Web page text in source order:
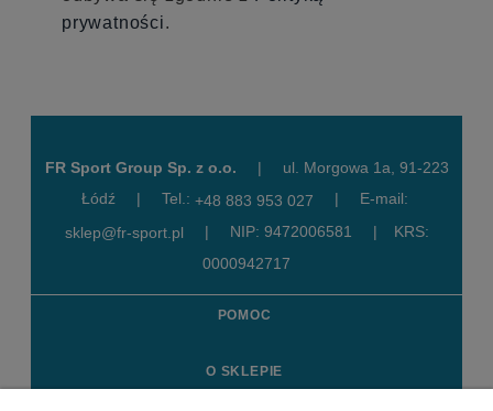
prywatności.
FR Sport Group Sp. z o.o. |
ul. Morgowa 1a, 91-223
Łódź
| Tel.: +48 883 953 027 |
E-mail:
sklep@fr-sport.pl
| NIP: 9472006581 |
KRS:
0000942717
POMOC
O SKLEPIE